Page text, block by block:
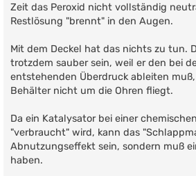
Zeit das Peroxid nicht vollständig
Restlösung "brennt" in den Augen.
Mit dem Deckel hat das nichts zu tun.
trotzdem sauber sein, weil er den bei
entstehenden Überdruck ableiten
Behälter nicht um die Ohren fliegt.
Da ein Katalysator bei einer
"verbraucht" wird, kann das
Abnutzungseffekt sein, sondern muß
haben.